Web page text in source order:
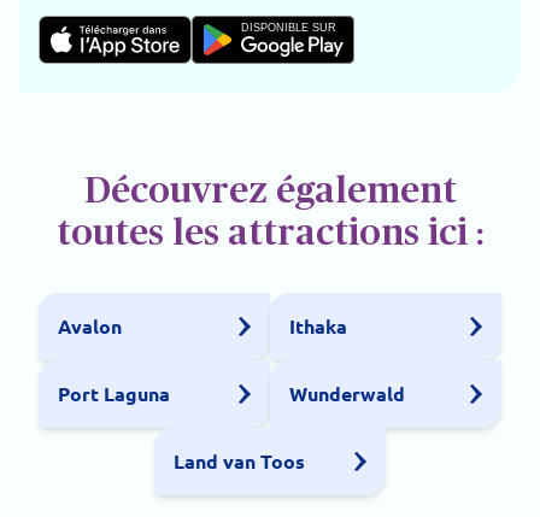
DISPONIBLE SUR
Découvrez également
toutes les attractions ici :
Avalon Ithaka
Port Laguna Wunderwald
Land van Toos